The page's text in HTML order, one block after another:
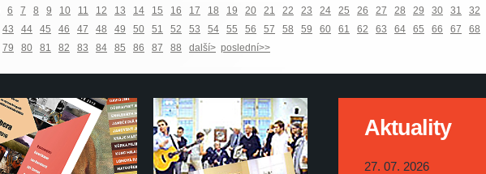
6 7 8 9 10 11 12 13 14 15 16 17 18 19 20 21 22 23 24 25 26 27 28 29 30 31 32
43 44 45 46 47 48 49 50 51 52 53 54 55 56 57 58 59 60 61 62 63 64 65 66 67 68
79 80 81 82 83 84 85 86 87 88 další> poslední>>
Aktuality
27. 07. 2026